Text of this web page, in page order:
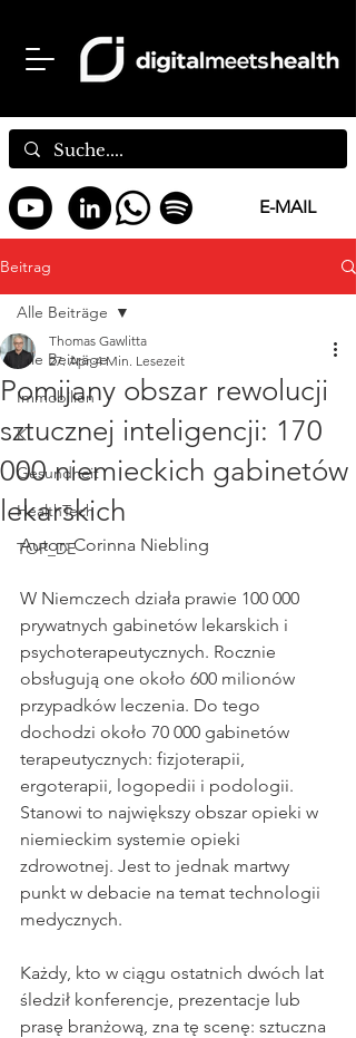
E-MAIL
Beitrag
Alle Beiträge
Immobilien
KI
Gesundheit
HealthTech
TOP_DE
Alle Beiträge
Pomijany obszar rewolucji
sztucznej inteligencji: 170
000 niemieckich gabinetów
lekarskich
Thomas Gawlitta
27. Apr. 4 Min. Lesezeit
Autor: Corinna Niebling
W Niemczech działa prawie 100 000
prywatnych gabinetów lekarskich i
psychoterapeutycznych. Rocznie
obsługują one około 600 milionów
przypadków leczenia. Do tego
dochodzi około 70 000 gabinetów
terapeutycznych: fizjoterapii,
ergoterapii, logopedii i podologii.
Stanowi to największy obszar opieki w
niemieckim systemie opieki
zdrowotnej. Jest to jednak martwy
punkt w debacie na temat technologii
medycznych.
Każdy, kto w ciągu ostatnich dwóch lat
śledził konferencje, prezentacje lub
prasę branżową, zna tę scenę: sztuczna